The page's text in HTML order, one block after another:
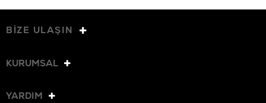
BİZE ULAŞIN
KURUMSAL
YARDIM